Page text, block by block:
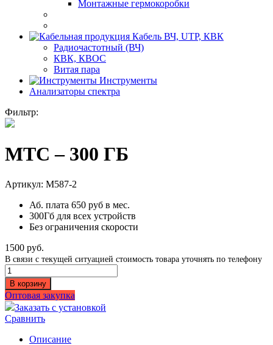
Монтажные гермокоробки
Кабель ВЧ, UTP, КВК
Радиочастотный (ВЧ)
КВК, КВОС
Витая пара
Инструменты
Анализаторы спектра
Фильтр:
МТС – 300 ГБ
Артикул: M587-2
Аб. плата 650 руб в мес.
300Гб для всех устройств
Без ограничения скорости
1500 руб.
В связи с текущей ситуацией стоимость товара уточнять по телефону
Количество
МТС
-
300
ГБ
В корзину
Оптовая закупка
Заказать с установкой
Сравнить
Описание